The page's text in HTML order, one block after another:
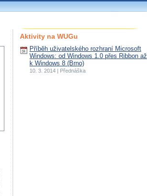
Aktivity na WUGu
Příběh uživatelského rozhraní Microsoft
Windows: od Windows 1.0 přes Ribbon až
k Windows 8 (Brno)
10. 3. 2014 | Přednáška